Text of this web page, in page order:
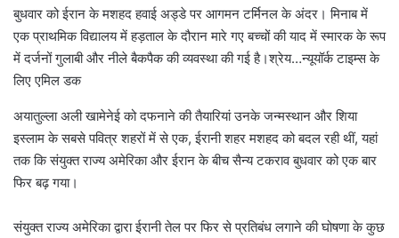
बुधवार को ईरान के मशहद हवाई अड्डे पर आगमन टर्मिनल के अंदर। मिनाब में
एक प्राथमिक विद्यालय में हड़ताल के दौरान मारे गए बच्चों की याद में स्मारक के रूप
में दर्जनों गुलाबी और नीले बैकपैक की व्यवस्था की गई है।श्रेय…न्यूयॉर्क टाइम्स के
लिए एमिल डक
अयातुल्ला अली खामेनेई को दफनाने की तैयारियां उनके जन्मस्थान और शिया
इस्लाम के सबसे पवित्र शहरों में से एक, ईरानी शहर मशहद को बदल रही थीं, यहां
तक ​​कि संयुक्त राज्य अमेरिका और ईरान के बीच सैन्य टकराव बुधवार को एक बार
फिर बढ़ गया।
संयुक्त राज्य अमेरिका द्वारा ईरानी तेल पर फिर से प्रतिबंध लगाने की घोषणा के कुछ